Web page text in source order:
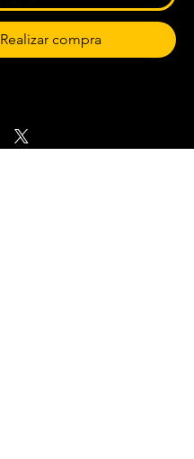
Realizar compra